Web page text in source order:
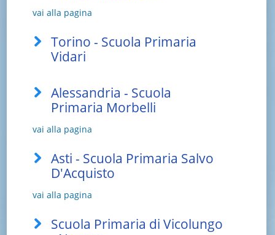
vai alla pagina
Torino - Scuola Primaria
Vidari
Alessandria - Scuola
Primaria Morbelli
vai alla pagina
Asti - Scuola Primaria Salvo
D'Acquisto
vai alla pagina
Scuola Primaria di Vicolungo